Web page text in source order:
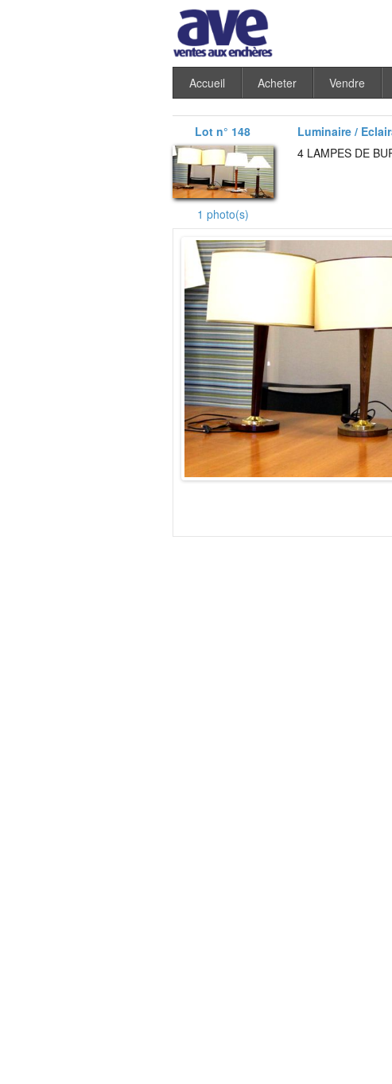
Accueil Acheter Vendre
Lot n° 148 Luminaire /
1 photo(s)
4 LAMPES DE